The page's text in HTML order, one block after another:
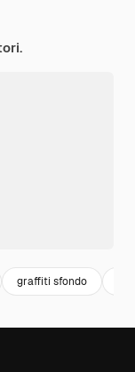
graffiti sfondo